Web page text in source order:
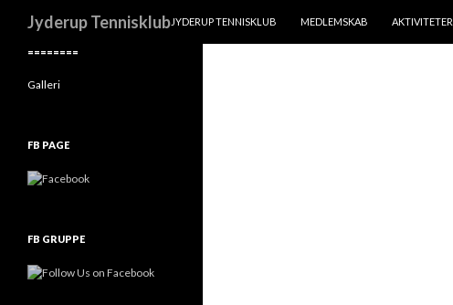
Jyderup TennisklubJYDERUP TENNISKLUB
MEDLEMSKAB AKTIVITETER
========
Galleri
FB PAGE
FB GRUPPE